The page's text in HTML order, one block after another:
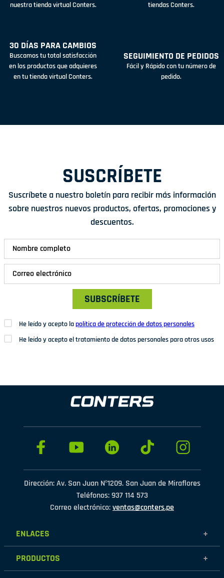
nuestra tienda virtual Conters.
tiendas Conters.
30 DÍAS PARA CAMBIOS
Buscamos tu total satisfacción
en los productos que adquieres
en tu tienda virtual Conters.
SEGUIMIENTO DE PEDIDOS
Fácil y Rápido con tu número de
pedido.
SUSCRÍBETE
Suscríbete a nuestro boletín para recibir más información
sobre nuestros nuevos productos, ofertas, promociones y
descuentos.
SUBSCRÍBETE
He leído y acepto lapolítica de protección de datos personales
He leído y acepto el tratamiento de datos personales para otros usos
Dirección: Av. San Juan Nº1209. San Juan de Miraflores
Teléfonos: 937 114 573
Correo electrónico:ventas@conters.pe
ENLACES +
Mujer
Hombre
PRODUCTOS +
Calzados